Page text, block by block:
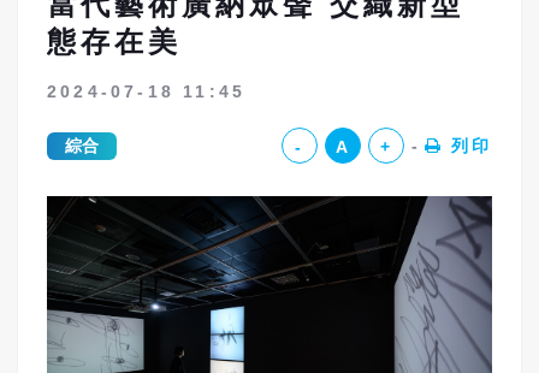
態存在美
2024-07-18 11:45
綜合 - A + 列印